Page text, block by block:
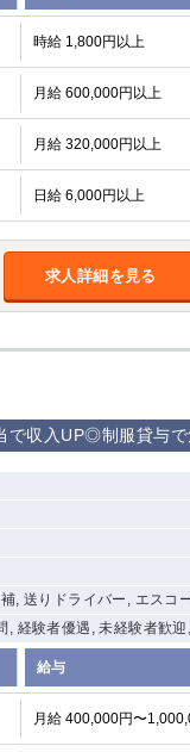
時給 1,800円以上
月給 600,000円以上
月給 320,000円以上
日給 6,000円以上
求人詳細を見る
で収入UP◎制服貸与
, 送りドライバー, エスコ
, 経験者優遇, 未経験者歓
給与
月給 400,000円〜